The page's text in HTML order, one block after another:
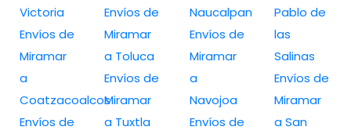
Victoria
Envíos de
Miramar
a
Coatzacoalcos
Envíos de
Envíos de
Miramar
a Toluca
Envíos de
Miramar
a Tuxtla
Naucalpan
Envíos de
Miramar
a
Navojoa
Envíos de
Pablo de
las
Salinas
Envíos de
Miramar
a San